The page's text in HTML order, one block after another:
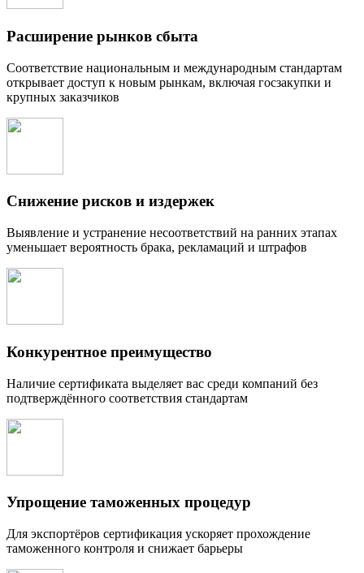
Расширение рынков сбыта
Соответствие национальным и международным стандартам
открывает доступ к новым рынкам, включая госзакупки и
крупных заказчиков
Снижение рисков и издержек
Выявление и устранение несоответствий на ранних этапах
уменьшает вероятность брака, рекламаций и штрафов
Конкурентное преимущество
Наличие сертификата выделяет вас среди компаний без
подтверждённого соответствия стандартам
Упрощение таможенных процедур
Для экспортёров сертификация ускоряет прохождение
таможенного контроля и снижает барьеры